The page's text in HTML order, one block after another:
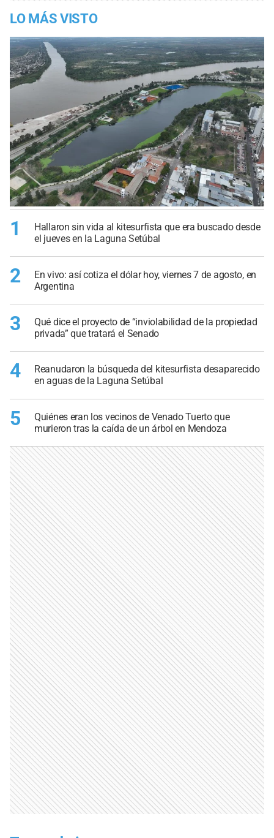
LO MÁS VISTO
1
Hallaron sin vida al kitesurfista que era buscado desde
el jueves en la Laguna Setúbal
2
En vivo: así cotiza el dólar hoy, viernes 7 de agosto, en
Argentina
3
Qué dice el proyecto de “inviolabilidad de la propiedad
privada” que tratará el Senado
4
Reanudaron la búsqueda del kitesurfista desaparecido
en aguas de la Laguna Setúbal
5
Quiénes eran los vecinos de Venado Tuerto que
murieron tras la caída de un árbol en Mendoza